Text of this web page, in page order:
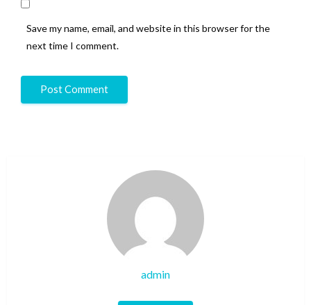
Save my name, email, and website in this browser for the
next time I comment.
admin